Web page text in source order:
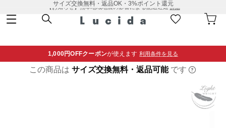
【お知らせ】熊本地域地震の影響による配送遅延詳細
サイズ交換無料・返品OK・3%ポイント還元
1,000円OFFクーポンが使えます 利用条件を見る
この商品は サイズ交換無料・返品可能 です